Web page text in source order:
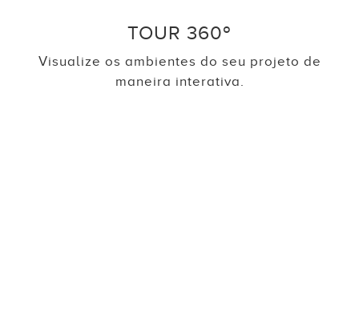
TOUR 360º
Visualize os ambientes do seu projeto de
maneira interativa.